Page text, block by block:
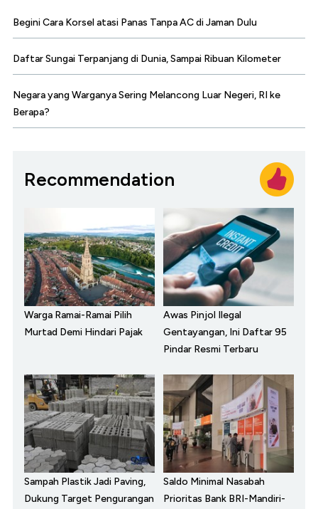
Begini Cara Korsel atasi Panas Tanpa AC di Jaman Dulu
Daftar Sungai Terpanjang di Dunia, Sampai Ribuan Kilometer
Negara yang Warganya Sering Melancong Luar Negeri, RI ke
Berapa?
Recommendation
Warga Ramai-Ramai Pilih
Murtad Demi Hindari Pajak
Awas Pinjol Ilegal
Gentayangan, Ini Daftar 95
Pindar Resmi Terbaru
Sampah Plastik Jadi Paving,
Dukung Target Pengurangan
Saldo Minimal Nasabah
Prioritas Bank BRI-Mandiri-